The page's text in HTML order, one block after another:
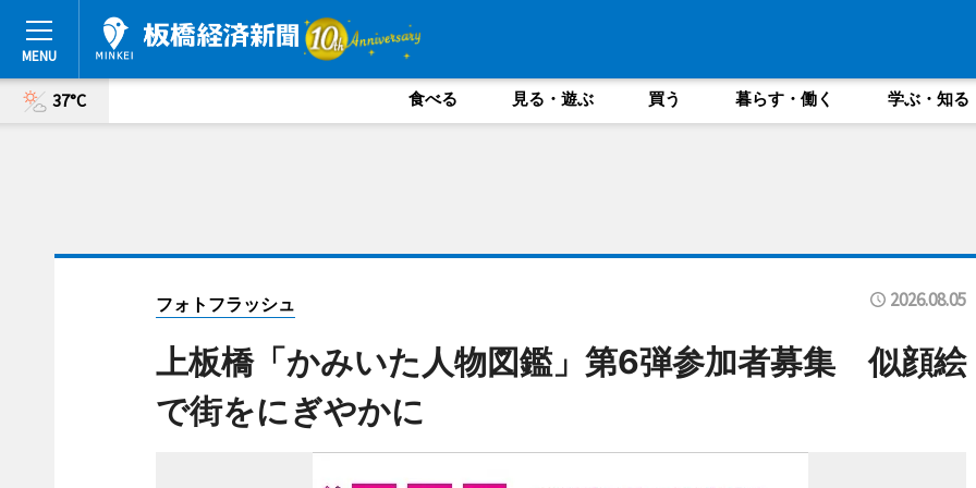
37°C 食べる 見る・遊ぶ 買う 暮らす・働く 学ぶ・知る
フォトフラッシュ 2026.08.05
上板橋「かみいた人物図鑑」第6弾参加者募集 似顔絵
で街をにぎやかに